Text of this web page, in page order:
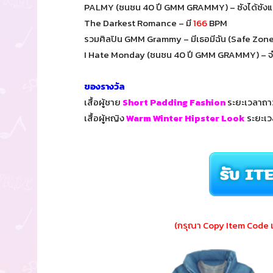
PALMY (ซนซน 40 ปี GMM GRAMMY)– ซังได้ซัง
The Darkest Romance – มี166BPM
รวมศิลปิน GMM Grammy – มีเธอมีฉัน (Safe
I Hate Monday (ซนซน 40 ปี GMM GRAMMY) –
ของรางวัล
เสื้อผู้ชาย Short Padding Fashionระยะเวลาถ
เสื้อผู้หญิงWarm Winter Hipster Look ระยะเ
(กรุณา Copy Item Code